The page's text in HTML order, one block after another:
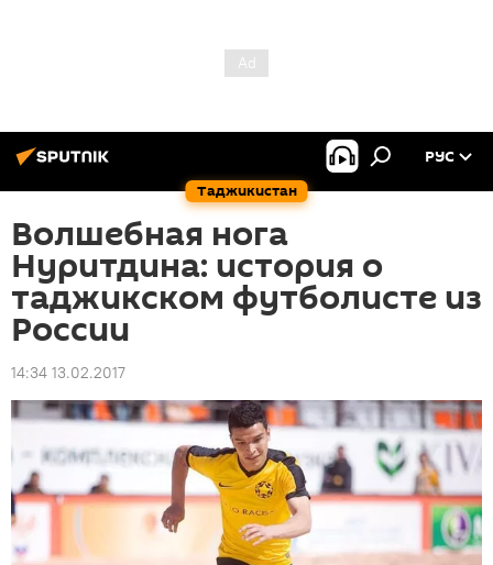
Таджикистан
РУС
Волшебная нога
Нуритдина: история о
таджикском футболисте из
России
14:34 13.02.2017